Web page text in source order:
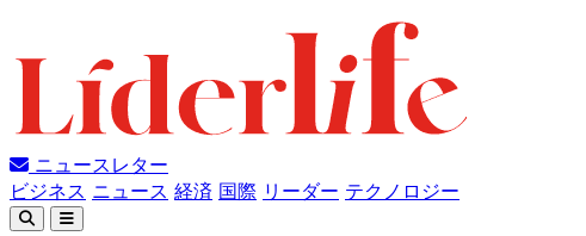
ニュースレター
ビジネス ニュース 経済 国際 リーダー テクノロジー